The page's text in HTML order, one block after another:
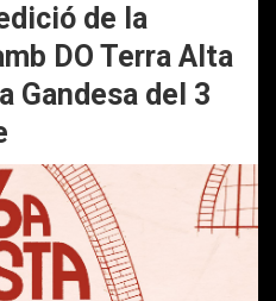
de la
DO Terra Alta
Gandesa del 3